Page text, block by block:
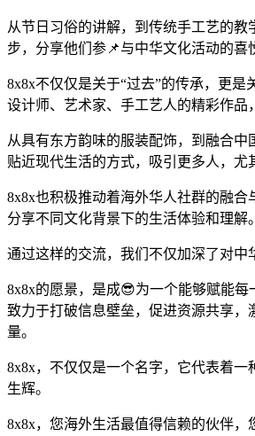
从节日习俗的讲解，到传统手工艺的
步，分享他们参📌与中华文化活动的喜
8x8x不仅仅是关于“过去”的传承，更
设计师、艺术家、手工艺人的精彩作品
从具有东方韵味的服装配饰，到融合
贴近现代生活的方式，吸引更多人，尤
8x8x也积极推动着海外华人社群的融
分享不同文化背景下的生活体验和理解
通过这样的交流，我们不仅加深了对中
8x8x的愿景，是成😎为一个能够赋能
致力于打破信息壁垒，促进资源共享
量。
8x8x，不仅仅是一个名字，它代表着
生辉。
8x8x，您海外生活最值得信赖的伙伴